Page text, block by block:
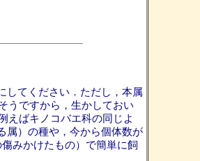
してください．ただし，本属
うですから，生かしておい
えばキノコバエ科の同じよ
属）の種や，今から個体数が
みかけたもの）で簡単に飼